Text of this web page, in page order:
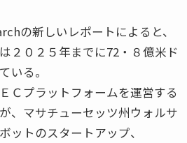
の新しいレポートによると、
２０２５年までに72・８億米ド
いる。
Ｃプラットフォームを運営する
、マサチューセッツ州ウォルサ
ットのスタートアップ、